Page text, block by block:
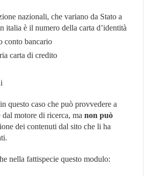
nazionali, che variano da Stato a
italia è il numero della carta d’identità
conto bancario
carta di credito
questo caso che può provvedere a
dal motore di ricerca, manon può
dei contenuti dal sito che li ha
nella fattispecie questo modulo: